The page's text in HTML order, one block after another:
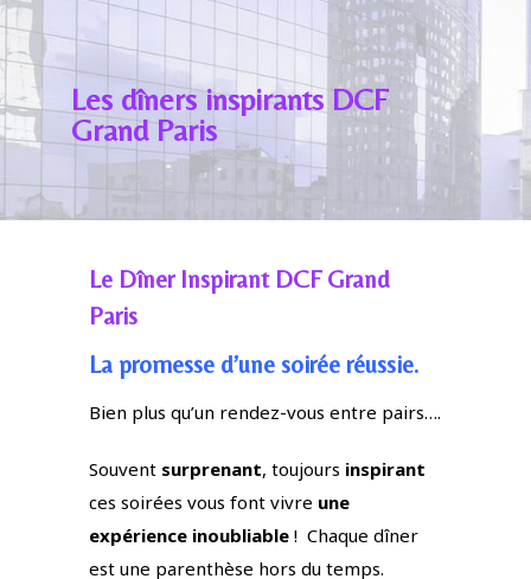
Les dîners inspirants DCF
Grand Paris
Le Dîner Inspirant DCF Grand
Paris
La promesse d’une soirée réussie.
Bien plus qu’un rendez-vous entre pairs….
Souvent surprenant, toujours inspirant
ces soirées vous font vivre une
expérience inoubliable! Chaque dîner
est une parenthèse hors du temps.